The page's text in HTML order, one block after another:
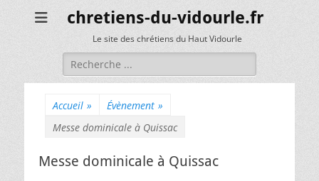
chretiens-du-vidourle.fr
Le site des chrétiens du Haut Vidourle
Rechercher :
Accueil » Évènement »
Messe dominicale à Quissac
Messe dominicale à Quissac